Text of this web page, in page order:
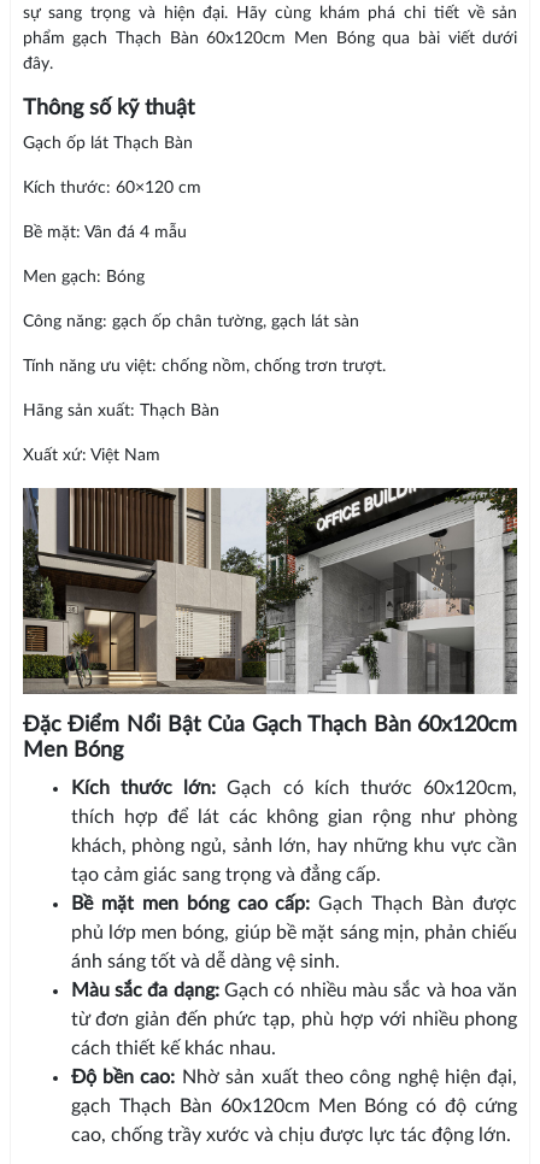
sự sang trọng và hiện đại. Hãy cùng khám phá chi tiết về sản
phẩm gạch Thạch Bàn 60x120cm Men Bóng qua bài viết dưới
đây.
Thông số kỹ thuật
Gạch ốp lát Thạch Bàn
Kích thước: 60×120 cm
Bề mặt: Vân đá 4 mẫu
Men gạch: Bóng
Công năng: gạch ốp chân tường, gạch lát sàn
Tính năng ưu việt: chống nồm, chống trơn trượt.
Hãng sản xuất: Thạch Bàn
Xuất xứ: Việt Nam
Đặc Điểm Nổi Bật Của Gạch Thạch Bàn 60x120cm
Men Bóng
Kích thước lớn: Gạch có kích thước 60x120cm,
thích hợp để lát các không gian rộng như phòng
khách, phòng ngủ, sảnh lớn, hay những khu vực cần
tạo cảm giác sang trọng và đẳng cấp.
Bề mặt men bóng cao cấp: Gạch Thạch Bàn được
phủ lớp men bóng, giúp bề mặt sáng mịn, phản chiếu
ánh sáng tốt và dễ dàng vệ sinh.
Màu sắc đa dạng:Gạch có nhiều màu sắc và hoa văn
từ đơn giản đến phức tạp, phù hợp với nhiều phong
cách thiết kế khác nhau.
Độ bền cao: Nhờ sản xuất theo công nghệ hiện đại,
gạch Thạch Bàn 60x120cm Men Bóng có độ cứng
cao, chống trầy xước và chịu được lực tác động lớn.